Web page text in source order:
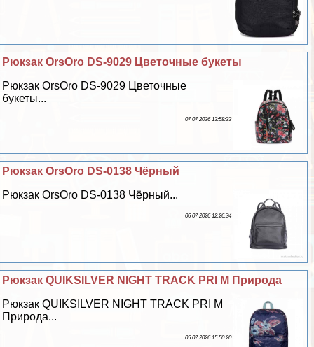
Рюкзак OrsOro DS-9029 Цветочные букеты
Рюкзак OrsOro DS-9029 Цветочные
букеты...
07 07 2026 13:58:33
Рюкзак OrsOro DS-0138 Чёрный
Рюкзак OrsOro DS-0138 Чёрный...
06 07 2026 12:26:34
Рюкзак QUIKSILVER NIGHT TRACK PRI M Природа
Рюкзак QUIKSILVER NIGHT TRACK PRI M
Природа...
05 07 2026 15:50:20